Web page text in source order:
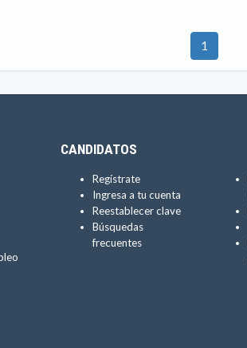
1
CANDIDATOS
Regístrate
Ingresa a tu cuenta
Reestablecer clave
Búsquedas
frecuentes